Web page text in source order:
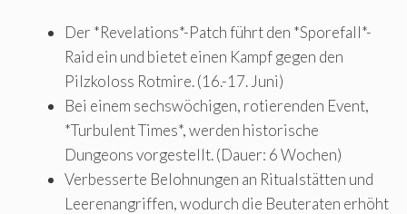
Der *Revelations*-Patch führt den *Sporefall*-
Raid ein und bietet einen Kampf gegen den
Pilzkoloss Rotmire. (16.-17. Juni)
Bei einem sechswöchigen, rotierenden Event,
*Turbulent Times*, werden historische
Dungeons vorgestellt. (Dauer: 6 Wochen)
Verbesserte Belohnungen an Ritualstätten und
Leerenangriffen, wodurch die Beuteraten erhöht